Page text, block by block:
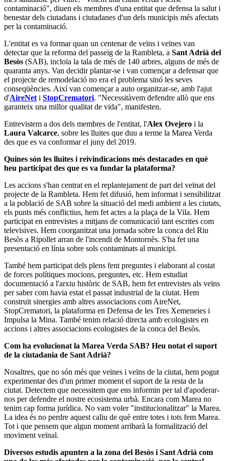
contaminació", diuen els membres d'una entitat que defensa la salut i
benestar dels ciutadans i ciutadanes d'un dels municipis més afectats
per la contaminació.
L'entitat es va formar quan un centenar de veïns i veïnes van
detectar que la reforma del passeig de la Rambleta, a Sant Adrià del
Besòs (SAB), incloïa la tala de més de 140 arbres, alguns de més de
quaranta anys. Van decidir plantar-se i van començar a defensar que
el projecte de remodelació no era el problema sinó les seves
conseqüències. Així van començar a auto organitzar-se, amb l'ajut
d'AireNeti StopCrematori. "Necessitàvem defendre allò que ens
garanteix una millor qualitat de vida", manifesten.
Entrevistem a dos dels membres de l'entitat, l'Alex Ovejero i la
Laura Valcarce, sobre les lluites que duu a terme la Marea Verda
des que es va conformar el juny del 2019.
Quines són les lluites i reivindicacions més destacades en què
heu participat des que es va fundar la plataforma?
Les accions s'han centrat en el replantejament de part del veïnat del
projecte de la Rambleta. Hem fet difusió, hem informat i sensibilitzat
a la població de SAB sobre la situació del medi ambient a les ciutats,
els punts més conflictius, hem fet actes a la plaça de la Vila. Hem
participat en entrevistes a mitjans de comunicació tant escrites com
televisives. Hem coorganitzat una jornada sobre la conca del Riu
Besòs a Ripollet arran de l'incendi de Montornès. S'ha fet una
presentació en línia sobre sols contaminats al municipi.
També hem participat dels plens fent preguntes i elaborant al costat
de forces polítiques mocions, preguntes, etc. Hem estudiat
documentació a l'arxiu històric de SAB, hem fet entrevistes als veïns
per saber com havia estat el passat industrial de la ciutat. Hem
construït sinergies amb altres associacions com AireNet,
StopCrematori, la plataforma en Defensa de les Tres Xemeneies i
Impulsa la Mina. També tenim relació directa amb ecologistes en
accions i altres associacions ecologistes de la conca del Besòs.
Com ha evolucionat la Marea Verda SAB? Heu notat el suport
de la ciutadania de Sant Adrià?
Nosaltres, que no són més que veïnes i veïns de la ciutat, hem pogut
experimentar des d'un primer moment el suport de la resta de la
ciutat. Detectem que necessitem que ens informin per tal d'apoderar-
nos per defendre el nostre ecosistema urbà. Encara com Marea no
tenim cap forma jurídica. No vam voler "institucionalitzar" la Marea.
La idea és no perdre aquest caliu de què entre totes i tots fem Marea.
Tot i que pensem que algun moment arribarà la formalització del
moviment veïnal.
Diversos estudis apunten a la zona del Besòs i Sant Adrià com